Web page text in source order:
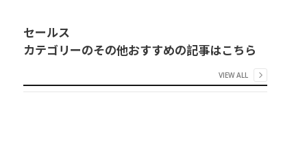
セールス
カテゴリーのその他おすすめの記事はこちら
VIEW ALL